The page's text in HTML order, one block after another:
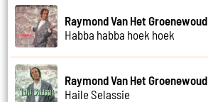
Raymond Van Het Groenewoud
Habba habba hoek hoek
Raymond Van Het Groenewoud
Haile Selassie